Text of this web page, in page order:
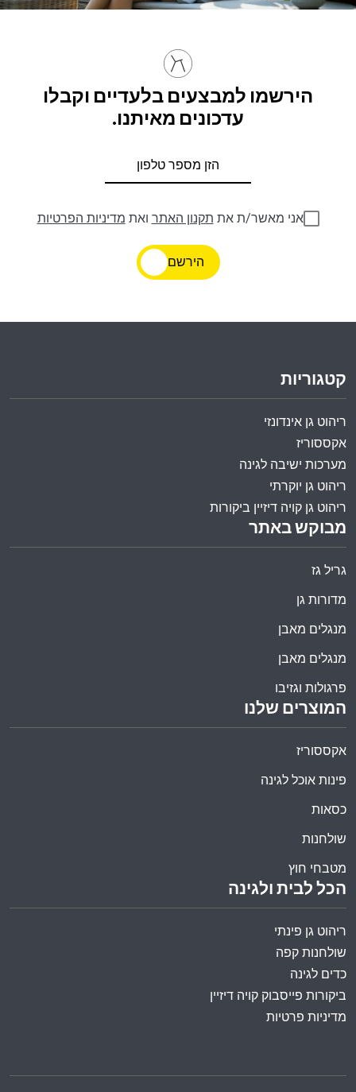
הירשמו למבצעים בלעדיים וקבלו
עדכונים מאיתנו.
אני מאשר/ת את תקנון האתר ואת מדיניות הפרטיות
הירשם
הכל לבית ולגינה
ריהוט גן פינתי
שולחנות קפה
כדים לגינה
ביקורות פייסבוק קויה דיזיין
מדיניות פרטיות
המוצרים שלנו
אקססוריז
פינות אוכל לגינה
כסאות
שולחנות
מטבחי חוץ
מבוקש באתר
גריל גז
מדורות גן
מנגלים מאבן
מנגלים מאבן
פרגולות וגזיבו
קטגוריות
ריהוט גן אינדונזי
אקססוריז
מערכות ישיבה לגינה
ריהוט גן יוקרתי
ריהוט גן קויה דיזיין ביקורות